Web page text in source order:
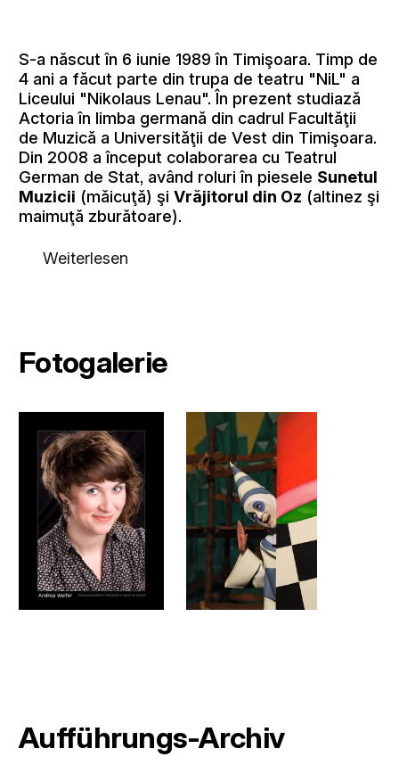
S-a născut în 6 iunie 1989 în Timişoara. Timp de
4 ani a făcut parte din trupa de teatru "NiL" a
Liceului "Nikolaus Lenau". În prezent studiază
Actoria în limba germană din cadrul Facultăţii
de Muzică a Universităţii de Vest din Timişoara.
Din 2008 a început colaborarea cu Teatrul
German de Stat, având roluri în piesele Sunetul
Muzicii (măicuţă) şiVrăjitorul din Oz (altinez şi
maimuţă zburătoare).
Weiterlesen
Fotogalerie
Aufführungs-Archiv